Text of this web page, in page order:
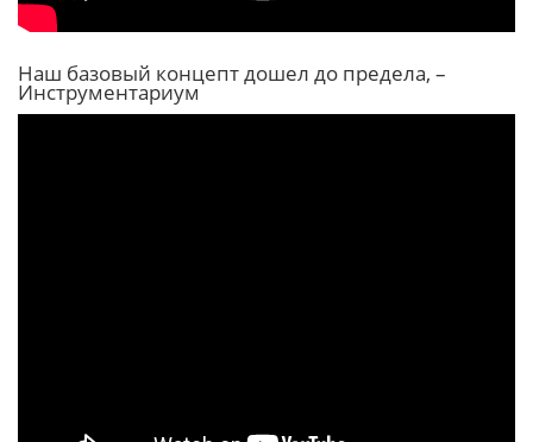
Наш базовый концепт дошел до предела, –
Инструментариум